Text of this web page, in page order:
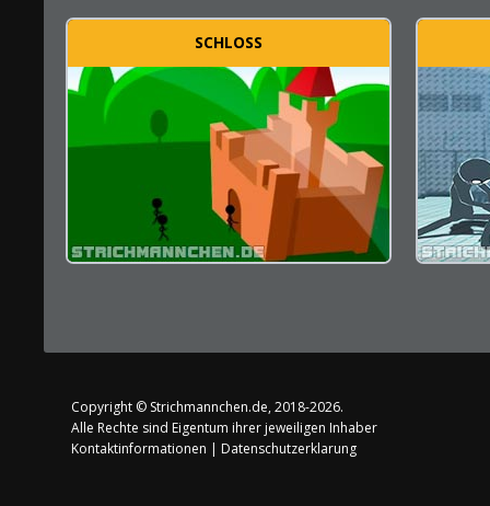
SCHLOSS
Copyright © Strichmannchen.de, 2018-2026.
Alle Rechte sind Eigentum ihrer jeweiligen Inhaber
Kontaktinformationen | Datenschutzerklarung